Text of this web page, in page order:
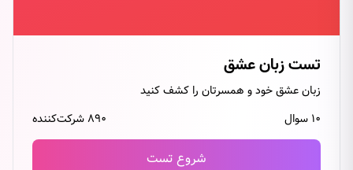
تست زبان عشق
زبان عشق خود و همسرتان را کشف کنید
۱۰ سوال
۸۹۰ شرکت‌کننده
شروع تست